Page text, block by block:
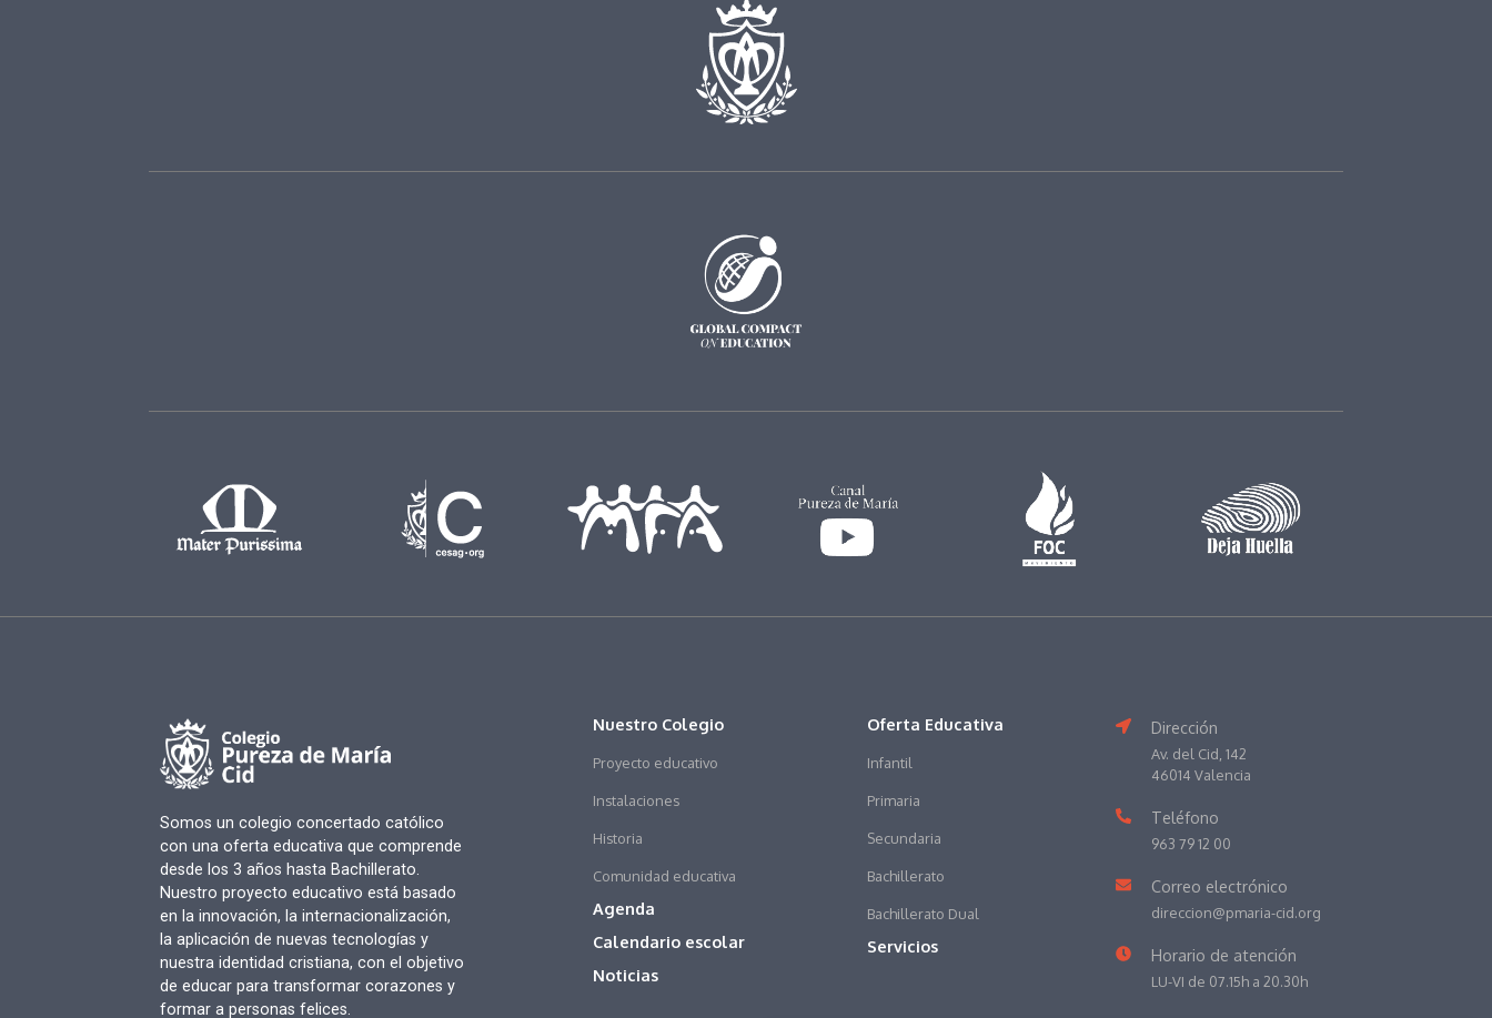
Somos un colegio concertado católico
con una oferta educativa que comprende
desde los 3 años hasta Bachillerato.
Nuestro proyecto educativo está basado
en la innovación, la internacionalización,
la aplicación de nuevas tecnologías y
nuestra identidad cristiana, con el objetivo
de educar para transformar corazones y
formar a personas felices.
Nuestro Colegio
Proyecto educativo
Instalaciones
Historia
Comunidad educativa
Agenda
Calendario escolar
Noticias
Oferta Educativa
Infantil
Primaria
Secundaria
Bachillerato
Bachillerato Dual
Servicios
Dirección
Av. del Cid, 142
46014 Valencia
Teléfono
963 79 12 00
Correo electrónico
direccion@pmaria-cid.org
Horario de atención
LU-VI de 07.15h a 20.30h